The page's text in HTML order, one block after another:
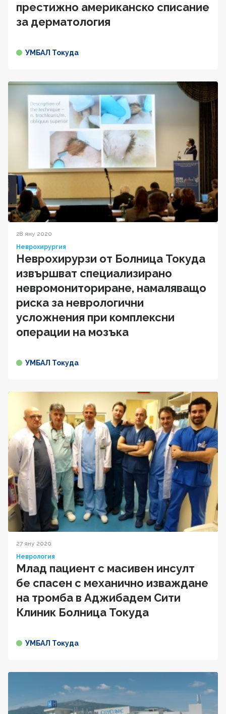
престижно американско списание
за дерматология
УМБАЛ Токуда
28 яну 2020
Неврохирургия
Неврохирурзи от Болница Токуда
извършват специализирано
невромониториране, намаляващо
риска за неврологични
усложнения при комплексни
операции на мозъка
УМБАЛ Токуда
27 яну 2020
Неврология
Млад пациент с масивен инсулт
бе спасен с механично изваждане
на тромба в Аджибадем Сити
Клиник Болница Токуда
УМБАЛ Токуда